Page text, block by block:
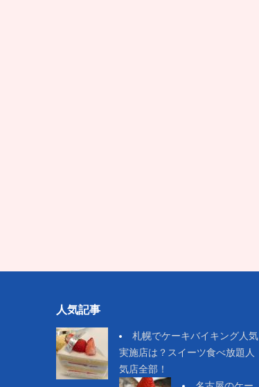
人気記事
札幌でケーキバイキング人気
実施店は？スイーツ食べ放題人
気店全部！